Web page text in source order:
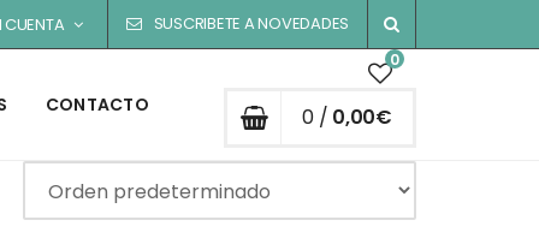
CUENTA SUSCRIBETE A NOVEDADES
CONTACTO
0
0 / 0,00€